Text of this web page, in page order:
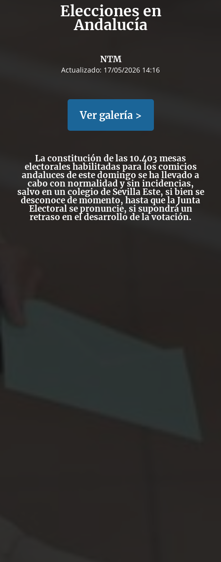
Elecciones en
Andalucía
NTM
Actualizado: 17/05/2026 14:16
Ver galería >
La constitución de las 10.403 mesas
electorales habilitadas para los comicios
andaluces de este domingo se ha llevado a
cabo con normalidad y sin incidencias,
salvo en un colegio de Sevilla Este, si bien se
desconoce de momento, hasta que la Junta
Electoral se pronuncie, si supondrá un
retraso en el desarrollo de la votación.